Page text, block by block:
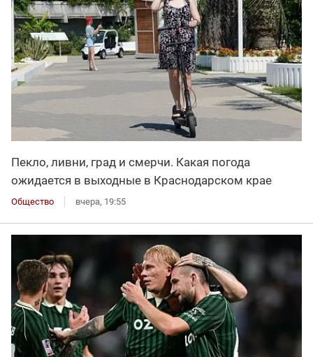
Пекло, ливни, град и смерчи. Какая погода
ожидается в выходные в Краснодарском крае
Общество вчера, 19:55